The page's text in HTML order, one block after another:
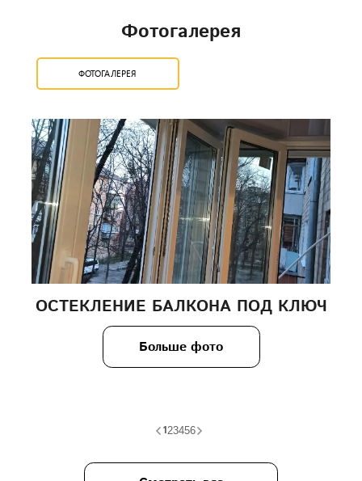
Фотогалерея
ФОТОГАЛЕРЕЯ
ОСТЕКЛЕНИЕ БАЛКОНА ПОД КЛЮЧ
Больше фото
123456